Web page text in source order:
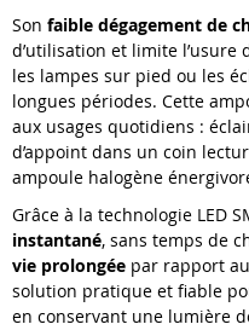
Son faible dégagement de
d’utilisation et limite
les lampes sur pied ou les
longues périodes. Cette
aux usages quotidiens :
d’appoint dans un coin
ampoule halogène
Grâce à la technologie LED
instantané, sans temps de
vie prolongée par rapport
solution pratique et fiable
en conservant une lumière